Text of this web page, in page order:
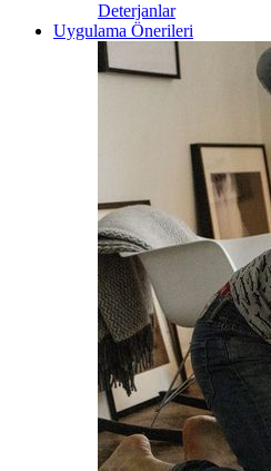
Deterjanlar
Uygulama Önerileri